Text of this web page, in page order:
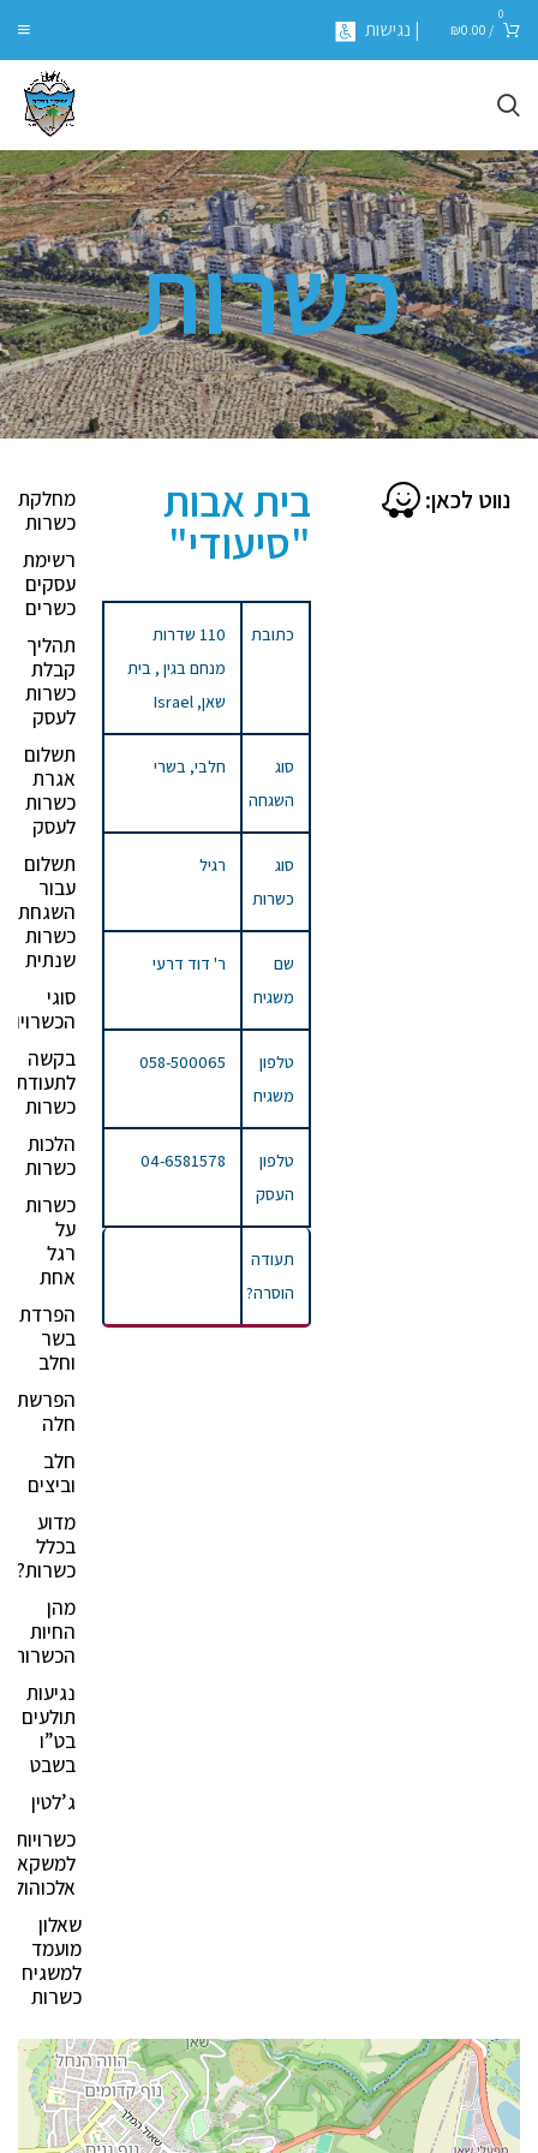
0
/
₪0.00 | נגישות
כשרות
מחלקת
כשרות
רשימת
עסקים
כשרים
תהליך
קבלת
כשרות
לעסק
תשלום
אגרת
כשרות
לעסק
תשלום
עבור
השגחת
כשרות
שנתית
סוגי
הכשרויות
בקשה
לתעודת
כשרות
הלכות
כשרות
כשרות
על
רגל
אחת
הפרדת
בשר
וחלב
הפרשת
חלה
חלב
וביצים
מדוע
בכלל
כשרות?
מהן
החיות
הכשרות?
נגיעות
תולעים
בט”ו
בשבט
ג’לטין
כשרויות
למשקאות
שאלון
מועמד
למשגיח
כשרות
נווט לכאן: בית אבות
"סיעודי"
כתובת
110 שדרות
מנחם בגין , בית
שאן, Israel
סוג
השגחה
חלבי, בשרי
סוג
כשרות
רגיל
שם
משגיח
ר' דוד דרעי
טלפון
משגיח
058-500065
טלפון
העסק
04-6581578
תעודה
הוסרה?